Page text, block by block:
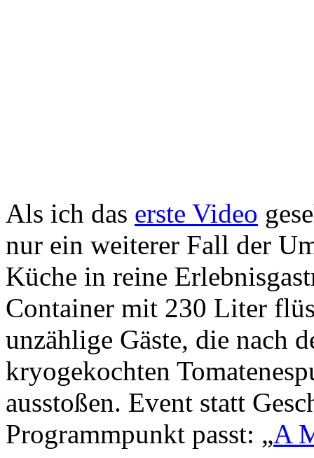
Als ich das erste Video
nur ein weiterer Fall der
Küche in reine
Container mit 230 Liter
unzählige Gäste, die nach
kryogekochten
ausstoßen. Event statt
Programmpunkt passt: „A